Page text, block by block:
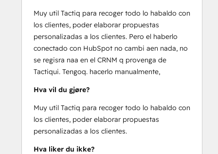
Muy util Tactiq para recoger todo lo habaldo con
los clientes, poder elaborar propuestas
personalizadas a los clientes. Pero el haberlo
conectado con HubSpot no cambi aen nada, no
se regisra naa en el CRNM q provenga de
Tactiqui. Tengoq. hacerlo manualmente,
Hva vil du gjøre?
Muy util Tactiq para recoger todo lo habaldo con
los clientes, poder elaborar propuestas
personalizadas a los clientes.
Hva liker du ikke?